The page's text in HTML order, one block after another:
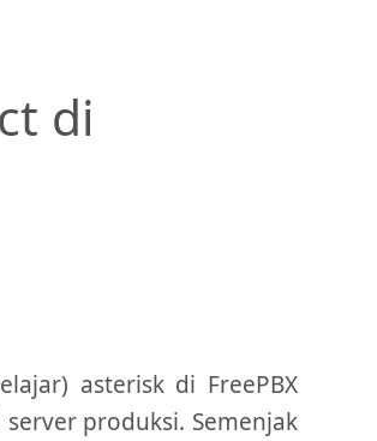
di
asterisk di FreePBX
produksi. Semenjak